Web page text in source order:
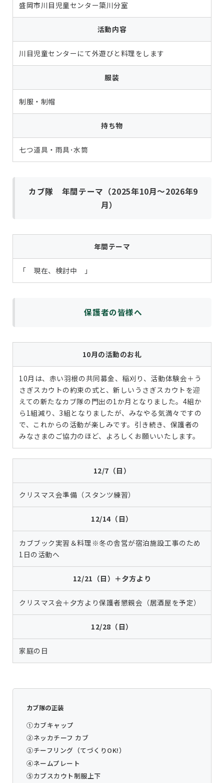
盛岡市川目児童センター簗川分室
活動内容
川目児童センターにて外遊びと料理をします
服装
制服・制帽
持ち物
七つ道具・雨具･水筒
カブ隊 年間テーマ（2025年10月～2026年9
月）
年間テーマ
「 現在、検討中 」
保護者の皆様へ
10月の活動のお礼
10月は、赤い羽根の共同募金、稲刈り、活動体験会＋う
さぎスカウトの約束の式と、新しいうさぎスカウトを迎
えての新たなカブ隊の門出の1か月となりました。4組か
ら1組減り、3組となりましたが、みなやる気満々ですの
で、これからの活動が楽しみです。引き続き、保護者の
みなさまのご協力のほど、よろしくお願いいたします。
12/7（日）
クリスマス会準備（スタンツ練習）
12/14（日）
カブブック実習＆料理※冬の舎営が宿泊施設工事のため
1日の活動へ
12/21（日）＋夕方より
クリスマス会＋夕方より保護者懇親会（居酒屋を予定）
12/28（日）
家庭の日
カブ隊の正装
①カブキャップ
②ネッカチーフ カブ
③チーフリング（てづくりOK!）
④ネームプレート
⑤カブスカウト制服上下